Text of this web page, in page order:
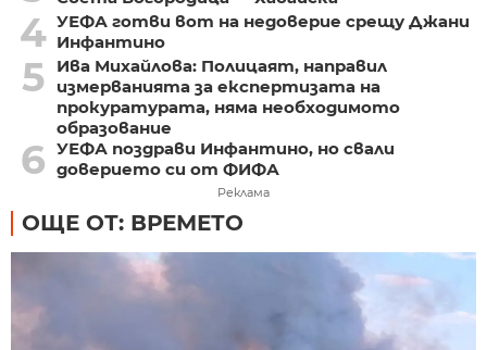
4 УЕФА готви вот на недоверие срещу Джани
Инфантино
5
Ива Михайлова: Полицаят, направил
измерванията за експертизата на
прокуратурата, няма необходимото
образование
6 УЕФА поздрави Инфантино, но свали
доверието си от ФИФА
Реклама
ОЩЕ ОТ: ВРЕМЕТО